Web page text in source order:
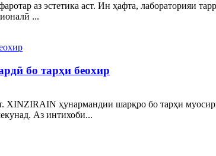
аз эстетика аст. Ин ҳафта, лабораторияи
...
бо тарҳи беохир
XINZIRAIN ҳунармандии шарқро бо тарҳи
Аз интихоби...